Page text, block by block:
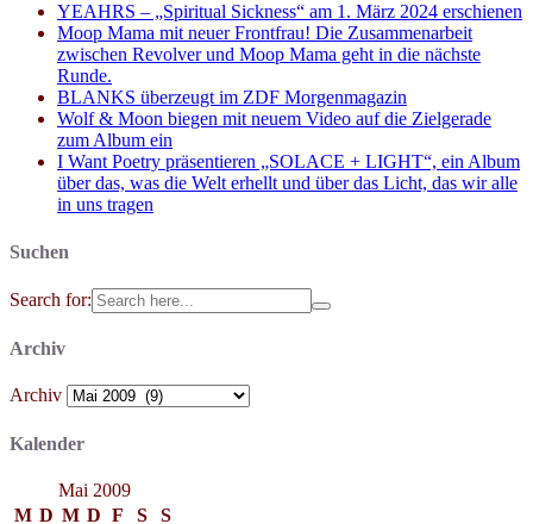
YEAHRS – „Spiritual Sickness“ am 1. März 2024 erschienen
Moop Mama mit neuer Frontfrau! Die Zusammenarbeit
zwischen Revolver und Moop Mama geht in die nächste
Runde.
BLANKS überzeugt im ZDF Morgenmagazin
Wolf & Moon biegen mit neuem Video auf die Zielgerade
zum Album ein
I Want Poetry präsentieren „SOLACE + LIGHT“, ein Album
über das, was die Welt erhellt und über das Licht, das wir alle
in uns tragen
Suchen
Search for:
Archiv
Archiv
Kalender
Mai 2009
M D M D F S S